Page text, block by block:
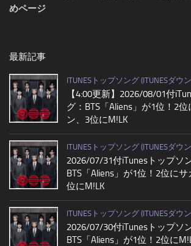
めページ
最新記事
ITUNESトップソング (ITUNESダウ
【4:00更新】2026/08/01付
グ：BTS「Aliens」が1位！2
ン、3位にM!LK
ITUNESトップソング (ITUNESダウ
2026/07/31付iTunesトップソ
BTS「Aliens」が1位！2位に
位にM!LK
ITUNESトップソング (ITUNESダウ
2026/07/30付iTunesトップソ
BTS「Aliens」が1位！2位に